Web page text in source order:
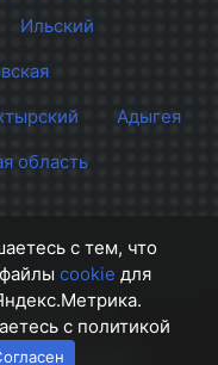
Ильский
Адыгея
область
Кубани
с тем, что
cookie для
с политикой